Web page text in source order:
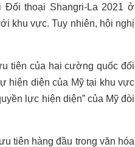
thoại Shangri-La 2021 ở
khu vực. Tuy nhiên, hội nghị
tiên của hai cường quốc đối
hiện diện của Mỹ tại khu vực
lực hiện diện” của Mỹ đòi
tiên hàng đầu trong văn hóa